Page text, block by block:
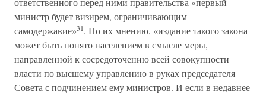
министр будет визирем, ограничивающим
самодержавие»31. По их мнению, «издание такого закона
может быть понято населением в смысле меры,
направленной к сосредоточению всей совокупности
власти по высшему управлению в руках председателя
Совета с подчинением ему министров. И если в недавнее